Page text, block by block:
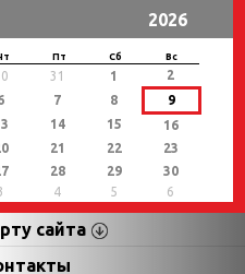
2026
Пт Сб Вс
31 1
2
7 8
9
14 15
16
21 22
23
28 29
30
4 5 6
сайта
Категории